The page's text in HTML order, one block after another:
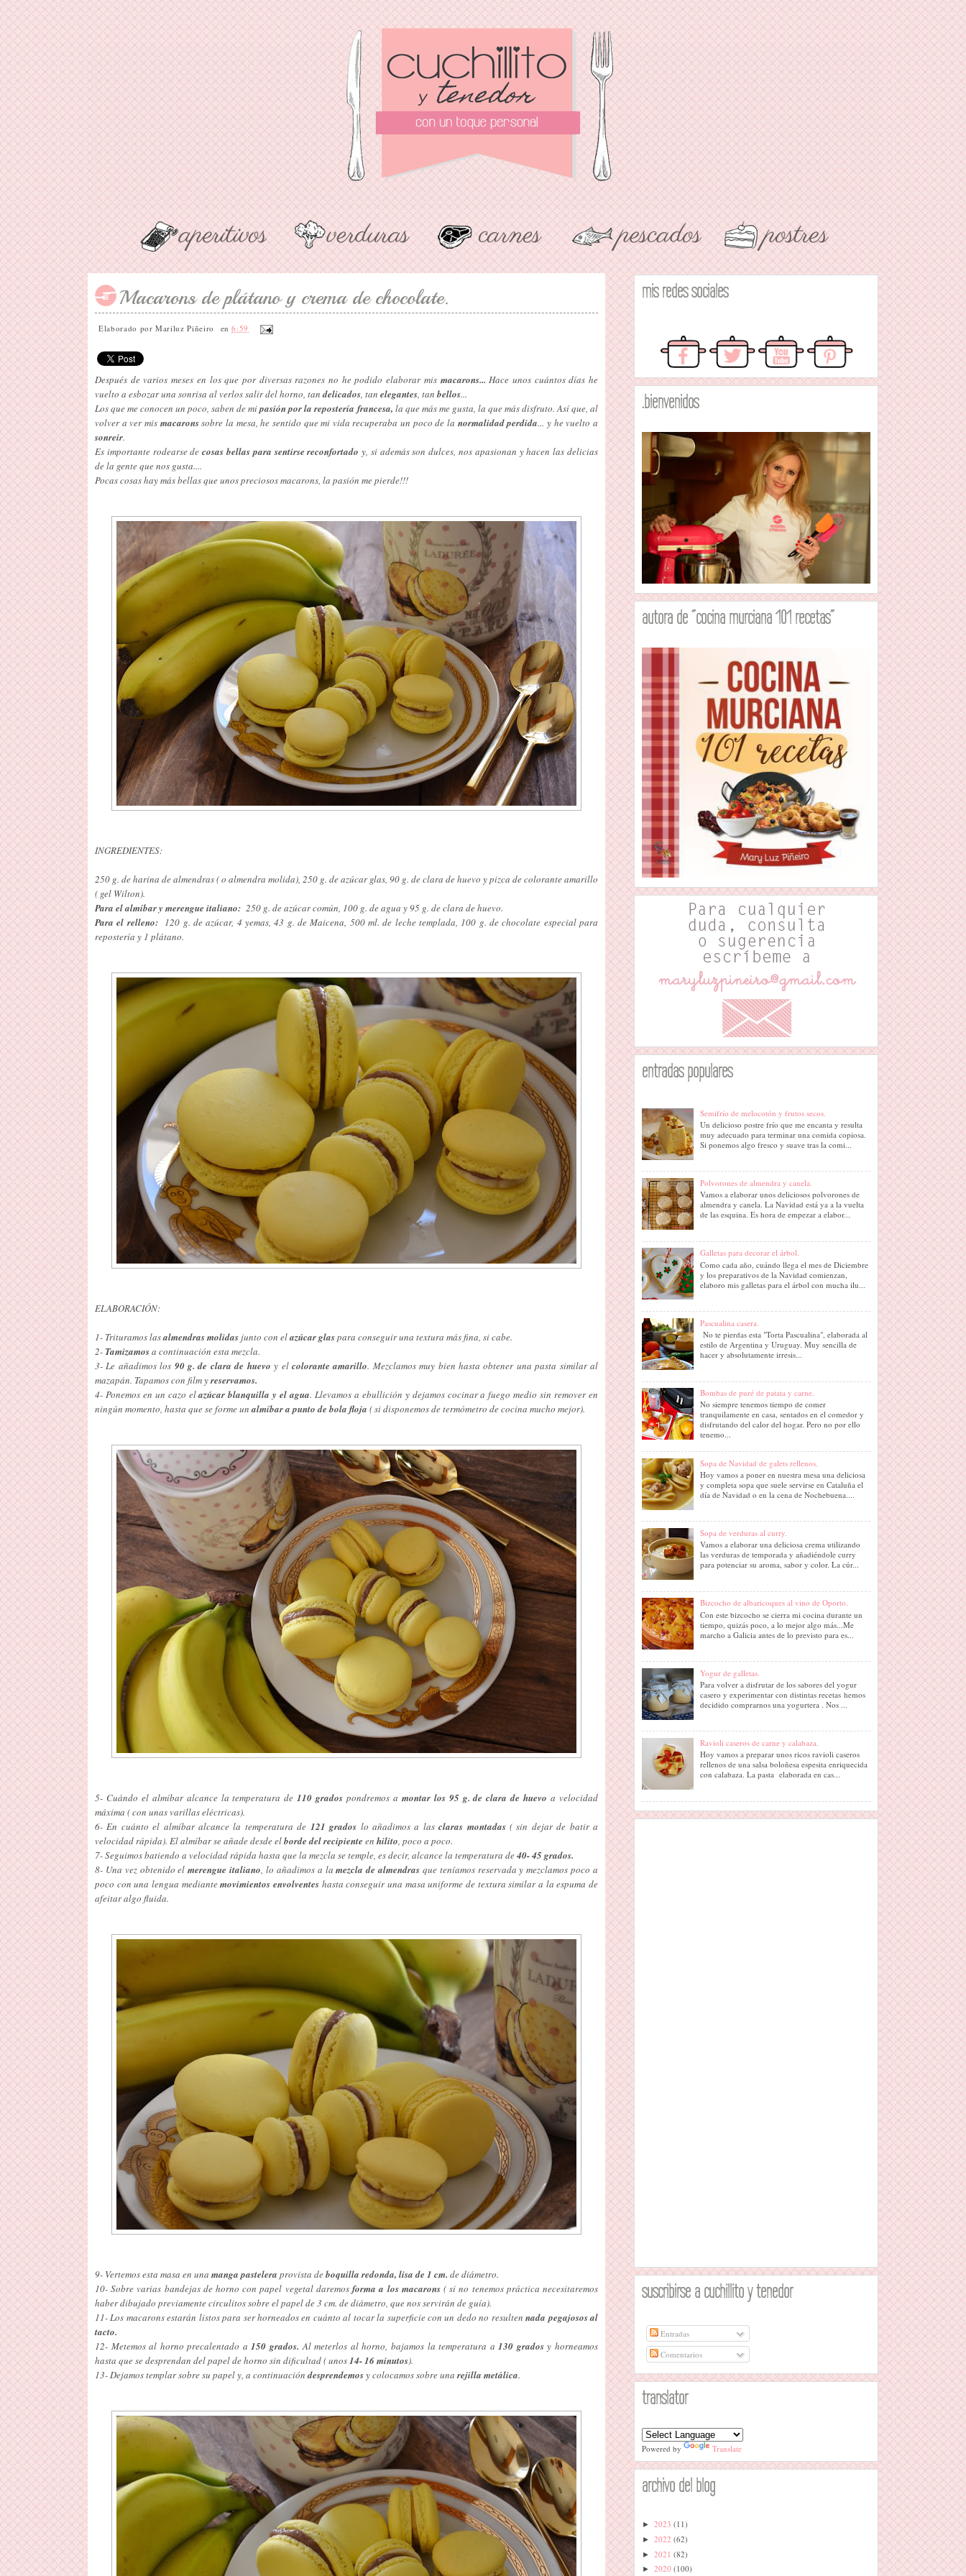
Macarons de plátano y crema de chocolate.
Elaborado porMariluz Piñeiro en6:59
Después de varios meses en los que por diversas razones no he podido elaborar mis macarons...Hace unos cuántos días he
vuelto a esbozar una sonrisa al verlos salir del horno, tandelicados, tan elegantes, tan bellos...
Los que me conocen un poco, saben de mipasión por la repostería francesa, la que más me gusta, la que más disfruto. Así que, al
volver a ver mis macaronssobre la mesa, he sentido que mi vida recuperaba un poco de la normalidad perdida... y he vuelto a
sonreir.
Es importante rodearse decosas bellas para sentirse reconfortadoy, si además son dulces, nos apasionan y hacen las delicias
de la gente que nos gusta....
Pocas cosas hay más bellas que unos preciosos macarons, la pasión me pierde!!!
INGREDIENTES:
250 g. de harina de almendras ( o almendra molida), 250 g. de azúcar glas, 90 g. de clara de huevo y pizca de colorante amarillo
( gel Wilton).
Para el almíbar y merengue italiano: 250 g. de azúcar común, 100 g. de agua y 95 g. de clara de huevo.
Para el relleno: 120 g. de azúcar, 4 yemas, 43 g. de Maicena, 500 ml. de leche templada, 100 g. de chocolate especial para
repostería y 1 plátano.
ELABORACIÓN:
1- Trituramos lasalmendras molidas junto con elazúcar glaspara conseguir una textura más fina, si cabe.
2- Tamizamosa continuación esta mezcla.
3- Le añadimos los 90 g. de clara de huevo y el colorante amarillo. Mezclamos muy bien hasta obtener una pasta similar al
mazapán. Tapamos con film yreservamos.
4- Ponemos en un cazo elazúcar blanquilla y el agua. Llevamos a ebullición y dejamos cocinar a fuego medio sin remover en
ningún momento, hasta que se forme unalmíbar a punto de bola floja ( si disponemos de termómetro de cocina mucho mejor).
5- Cuándo el almíbar alcance la temperatura de110 grados pondremos a montar los 95 g. de clara de huevo a velocidad
máxima ( con unas varillas eléctricas).
6- En cuánto el almíbar alcance la temperatura de 121 grados lo añadimos a lasclaras montadas( sin dejar de batir a
velocidad rápida). El almíbar se añade desde elborde del recipiente en hilito, poco a poco.
7- Seguimos batiendo a velocidad rápida hasta que la mezcla se temple, es decir, alcance la temperatura de40- 45 grados.
8- Una vez obtenido elmerengue italiano, lo añadimos a lamezcla de almendras que teníamos reservada y mezclamos poco a
poco con una lengua mediantemovimientos envolventes hasta conseguir una masa uniforme de textura similar a la espuma de
afeitar algo fluida.
9- Vertemos esta masa en una manga pastelera provista deboquilla redonda, lisa de 1 cm. de diámetro.
10- Sobre varias bandejas de horno con papel vegetal daremosforma a los macarons( si no tenemos práctica necesitaremos
haber dibujado previamente circulitos sobre el papel de 3 cm. de diámetro, que nos servirán de guía).
11- Los macarons estarán listos para ser horneados en cuánto al tocar la superficie con un dedo no resulten nada pegajosos al
tacto.
12- Metemos al horno precalentado a 150 grados. Al meterlos al horno, bajamos la temperatura a130 gradosy horneamos
hasta que se desprendan del papel de horno sin dificultad ( unos14- 16 minutos).
13- Dejamos templar sobre su papel y, a continuacióndesprendemosy colocamos sobre una rejilla metálica.
mis redes sociales
.bienvenidos
autora de "cocina murciana 101 recetas"
entradas populares
Semifrío de melocotón y frutos secos.
Un delicioso postre frío que me encanta y resulta
muy adecuado para terminar una comida copiosa.
Si ponemos algo fresco y suave tras la comi...
Polvorones de almendra y canela.
Vamos a elaborar unos deliciosos polvorones de
almendra y canela. La Navidad está ya a la vuelta
de las esquina. Es hora de empezar a elabor...
Galletas para decorar el árbol.
Como cada año, cuándo llega el mes de Diciembre
y los preparativos de la Navidad comienzan,
elaboro mis galletas para el árbol con mucha ilu...
Pascualina casera.
No te pierdas esta "Torta Pascualina", elaborada al
estilo de Argentina y Uruguay. Muy sencilla de
hacer y absolutamente irresis...
Bombas de puré de patata y carne.
No siempre tenemos tiempo de comer
tranquilamente en casa, sentados en el comedor y
disfrutando del calor del hogar. Pero no por ello
tenemo...
Sopa de Navidad de galets rellenos.
Hoy vamos a poner en nuestra mesa una deliciosa
y completa sopa que suele servirse en Cataluña el
día de Navidad o en la cena de Nochebuena....
Sopa de verduras al curry.
Vamos a elaborar una deliciosa crema utilizando
las verduras de temporada y añadiéndole curry
para potenciar su aroma, sabor y color. La cúr...
Bizcocho de albaricoques al vino de Oporto.
Con este bizcocho se cierra mi cocina durante un
tiempo, quizás poco, a lo mejor algo más...Me
marcho a Galicia antes de lo previsto para es...
Yogur de galletas.
Para volver a disfrutar de los sabores del yogur
casero y experimentar con distintas recetas hemos
decidido comprarnos una yogurtera . Nos ...
Ravioli caseros de carne y calabaza.
Hoy vamos a preparar unos ricos ravioli caseros
rellenos de una salsa boloñesa espesita enriquecida
con calabaza. La pasta elaborada en cas...
suscribirse a cuchillito y tenedor
Entradas
Comentarios
translator
Powered by Translate
archivo del blog
► 2023 (11)
► 2022 (62)
► 2021 (82)
► 2020 (100)